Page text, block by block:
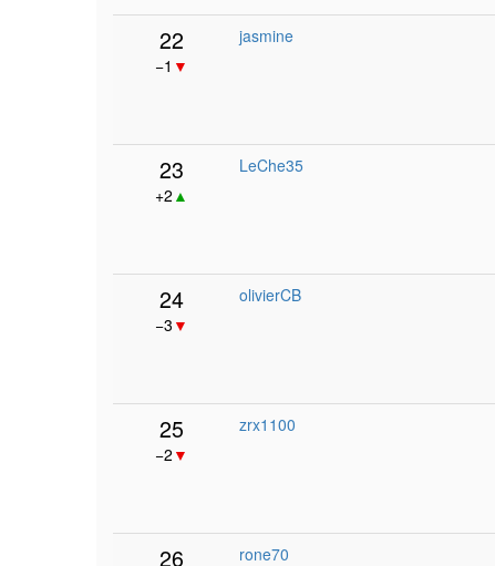
22
−1 ▼
jasmine
23
+2 ▲
LeChe35
24
−3 ▼
olivierCB
25
−2 ▼
zrx1100
26 rone70